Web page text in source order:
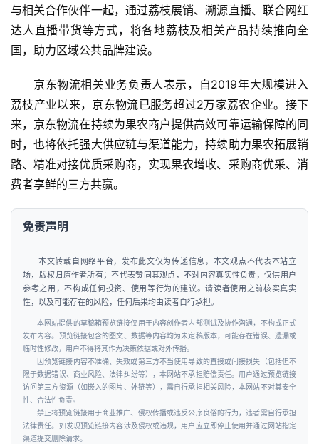
与相关合作伙伴一起，通过荔枝展销、溯源直播、联合网红
达人直播带货等方式，将各地荔枝及相关产品持续推向全
国，助力区域公共品牌建设。
京东物流相关业务负责人表示，自2019年大规模进入
荔枝产业以来，京东物流已服务超过2万家荔农企业。接下
来，京东物流在持续为果农商户提供高效可靠运输保障的同
时，也将依托强大供应链与渠道能力，持续助力果农拓展销
路、精准对接优质采购商，实现果农增收、采购商优采、消
费者享鲜的三方共赢。
免责声明
本文转载自网络平台，发布此文仅为传递信息，本文观点不代表本站立
场，版权归原作者所有；不代表赞同其观点，不对内容真实性负责，仅供用户
参考之用，不构成任何投资、使用等行为的建议。请读者使用之前核实真实
性，以及可能存在的风险，任何后果均由读者自行承担。
本网站提供的草稿箱预览链接仅用于内容创作者内部测试及协作沟通，不构成正式
发布内容。预览链接包含的图文、数据等内容均为未定稿版本，可能存在错误、遗漏或
临时性修改，用户不得将其作为决策依据或对外传播。
因预览链接内容不准确、失效或第三方不当使用导致的直接或间接损失（包括但不
限于数据错误、商业风险、法律纠纷等），本网站不承担赔偿责任。用户通过预览链接
访问第三方资源（如嵌入的图片、外链等），需自行承担相关风险，本网站不对其安全
性、合法性负责。
禁止将预览链接用于商业推广、侵权传播或违反公序良俗的行为，违者需自行承担
法律责任。如发现预览链接内容涉及侵权或违规，用户应立即停止使用并通过网站指定
渠道提交删除请求。